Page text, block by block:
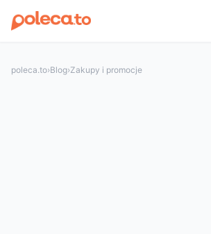
poleca.to›Blog›Zakupy i promocje